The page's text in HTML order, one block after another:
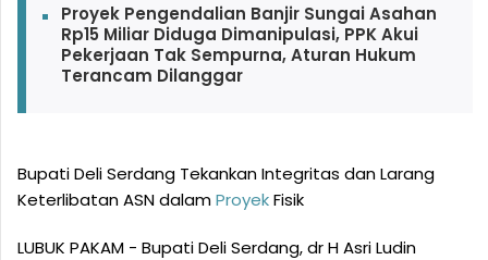
Proyek Pengendalian Banjir Sungai Asahan
Rp15 Miliar Diduga Dimanipulasi, PPK Akui
Pekerjaan Tak Sempurna, Aturan Hukum
Terancam Dilanggar
Bupati Deli Serdang Tekankan Integritas dan Larang
Keterlibatan ASN dalamProyekFisik
LUBUK PAKAM - Bupati Deli Serdang, dr H Asri Ludin